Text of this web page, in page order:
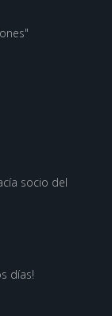
socio del
días!